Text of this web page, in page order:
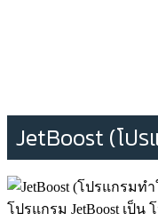
JetBoost (โปร
โปรแกรม JetBoost เป็